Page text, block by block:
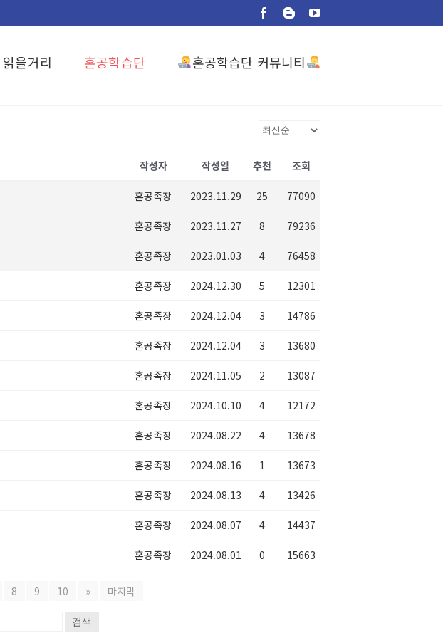
Facebook
BloggerYouTube
읽을거리 혼공학습단 혼공학습단 커뮤니티
작성자 작성일 추천 조회
혼공족장 2023.11.29 25 77090
혼공족장 2023.11.27 8 79236
혼공족장 2023.01.03 4 76458
혼공족장 2024.12.30 5 12301
혼공족장 2024.12.04 3 14786
혼공족장 2024.12.04 3 13680
혼공족장 2024.11.05 2 13087
혼공족장 2024.10.10 4 12172
혼공족장 2024.08.22 4 13678
혼공족장 2024.08.16 1 13673
혼공족장 2024.08.13 4 13426
혼공족장 2024.08.07 4 14437
혼공족장 2024.08.01 0 15663
8 9 10 » 마지막
검색